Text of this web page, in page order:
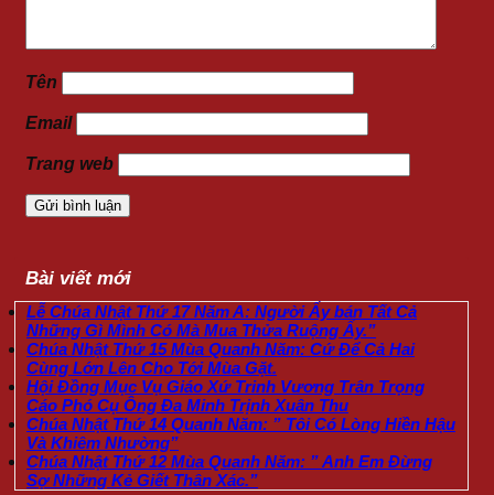
Tên
Email
Trang web
Bài viết mới
Lễ Chúa Nhật Thứ 17 Năm A: Người Ấy bán Tất Cả
Những Gì Mình Có Mà Mua Thửa Ruộng Ấy.”
Chúa Nhật Thứ 15 Mùa Quanh Năm: Cứ Để Cả Hai
Cùng Lớn Lên Cho Tới Mùa Gặt.
Hội Đồng Mục Vụ Giáo Xứ Trinh Vương Trân Trọng
Cáo Phó Cụ Ông Đa Minh Trịnh Xuân Thu
Chúa Nhật Thứ 14 Quanh Năm: ” Tôi Có Lòng Hiền Hậu
Và Khiêm Nhường”
Chúa Nhật Thứ 12 Mùa Quanh Năm: ” Anh Em Đừng
Sợ Những Kẻ Giết Thân Xác.”